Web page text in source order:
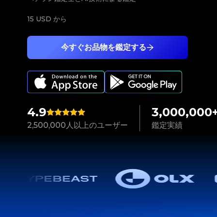
4.9
2,500,000人以上のユーザー 鑑定実績
今すぐお品物を鑑定する
15 USD から